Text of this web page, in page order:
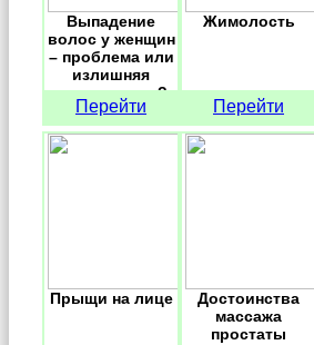
Выпадение
волос у женщин
– проблема или
излишняя
тревожность?
Перейти
Жимолость
Перейти
Прыщи на лице
Достоинства
массажа
простаты